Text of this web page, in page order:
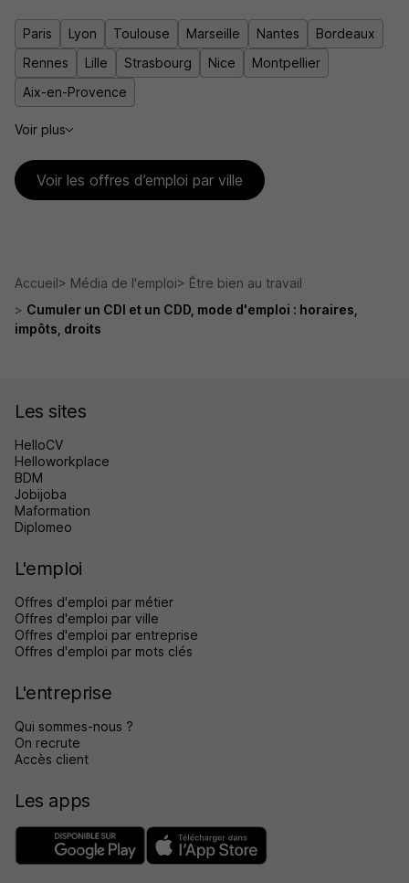
Paris Lyon Toulouse Marseille Nantes
Bordeaux
Rennes
Lille Strasbourg Nice
Montpellier
Aix-en-Provence
Voir plus
Voir les offres d’emploi par ville
Accueil Média de l'emploi
Être bien au travail
Cumuler un CDI et un CDD, mode d'emploi : horaires,
impôts, droits
Les sites
HelloCV
Helloworkplace
BDM
Jobijoba
Maformation
Diplomeo
L'emploi
Offres d'emploi par métier
Offres d'emploi par ville
Offres d'emploi par entreprise
Offres d'emploi par mots clés
L'entreprise
Qui sommes-nous ?
On recrute
Accès client
Les apps